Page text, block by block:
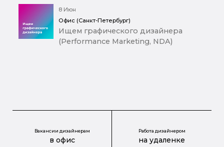
8 Июн
Офис (Санкт-Петербург)
Ищем графического дизайнера
(Performance Marketing, NDA)
Вакансии дизайнерам
в офис
Работа дизайнером
на удаленке